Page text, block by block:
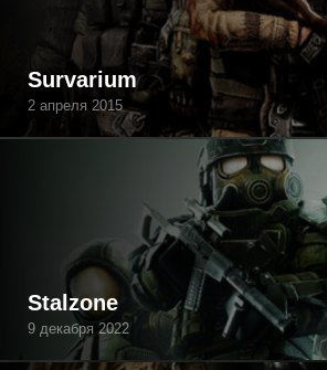
Survarium
2 апреля 2015
Stalzone
9 декабря 2022